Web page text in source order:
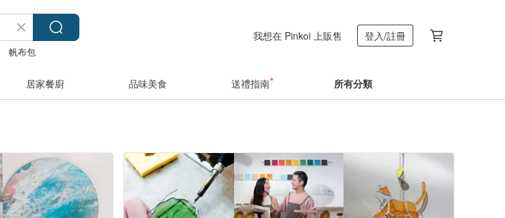
帆布包
我想在 Pinkoi 上販售 登入/註冊
居家餐廚 品味美食 送禮指南 所有分類